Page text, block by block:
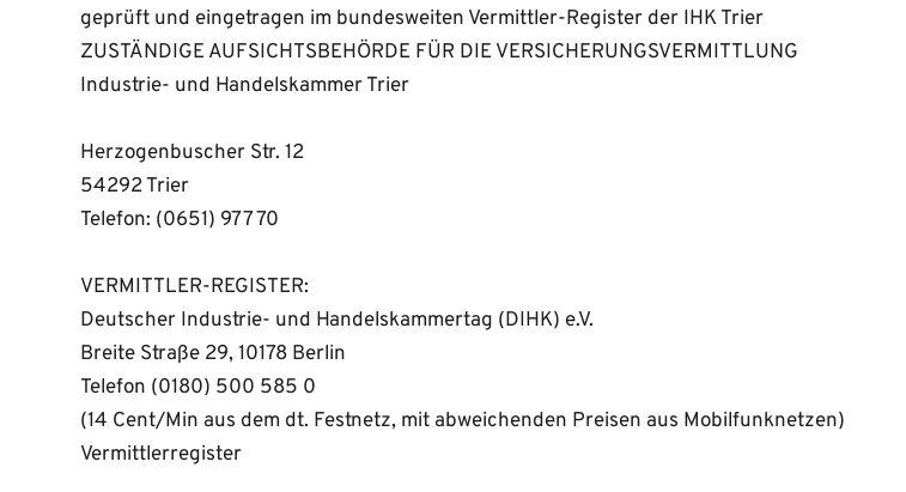
geprüft und eingetragen im bundesweiten Vermittler-Register der IHK Trier
ZUSTÄNDIGE AUFSICHTSBEHÖRDE FÜR DIE VERSICHERUNGSVERMITTLUNG
Industrie- und Handelskammer Trier
Herzogenbuscher Str. 12
54292 Trier
Telefon: (0651) 977 70
VERMITTLER-REGISTER:
Deutscher Industrie- und Handelskammertag (DIHK) e.V.
Breite Straße 29, 10178 Berlin
Telefon (0180) 500 585 0
(14 Cent/Min aus dem dt. Festnetz, mit abweichenden Preisen aus Mobilfunknetzen)
Vermittlerregister